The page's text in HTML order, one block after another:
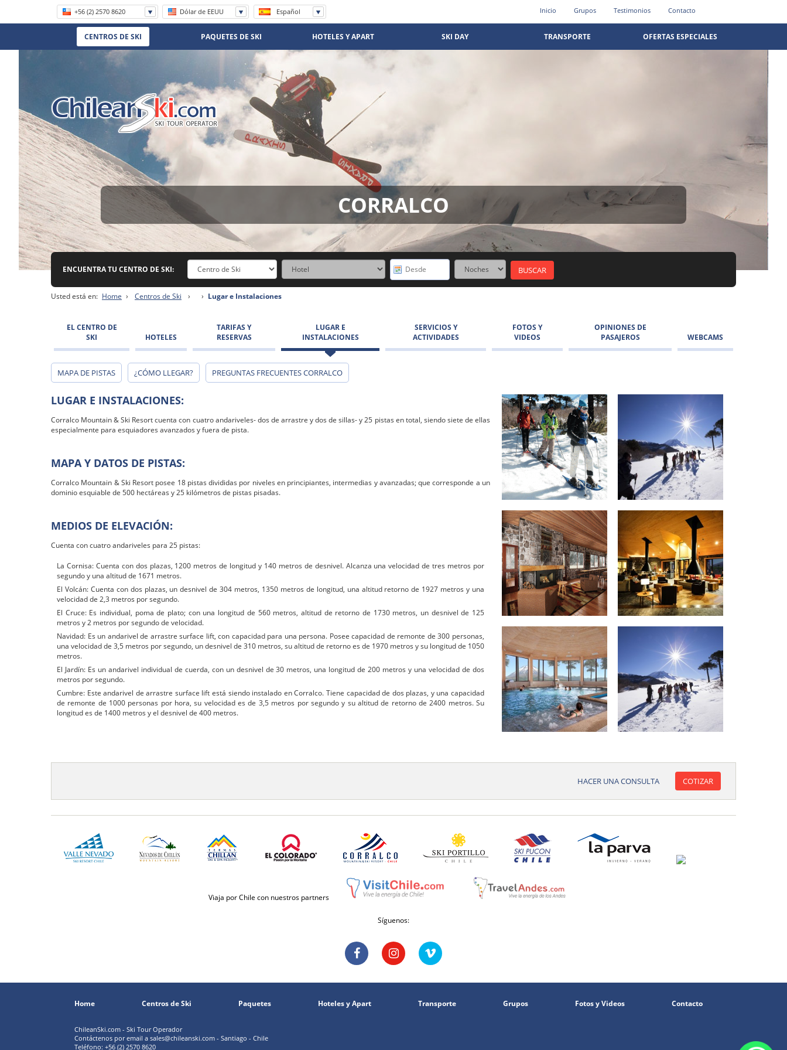
Español
English
Dólar de EEUU
+56 (2) 2570 8620
1 800 906 8056
(11) 5219-4105
(11) 3958 7071
Inicio Grupos Testimonios Contacto
CENTROS DE SKI PAQUETES DE SKI HOTELES Y APART SKI DAY TRANSPORTE OFERTAS ESPECIALES
CORRALCO
ENCUENTRA TU CENTRO DE SKI:
EL CENTRO DE
SKI
HOTELES
TARIFAS Y
RESERVAS
LUGAR E
INSTALACIONES
SERVICIOS Y
ACTIVIDADES
FOTOS Y
VIDEOS
OPINIONES DE
PASAJEROS
WEBCAMS
MAPA DE PISTAS ¿CÓMO LLEGAR? PREGUNTAS FRECUENTES CORRALCO
LUGAR E INSTALACIONES:
Corralco Mountain & Ski Resort cuenta con cuatro andariveles- dos de arrastre y dos de sillas- y 25 pistas en total, siendo siete de ellas
especialmente para esquiadores avanzados y fuera de pista.
MAPA Y DATOS DE PISTAS:
Corralco Mountain & Ski Resort posee 18 pistas divididas por niveles en principiantes, intermedias y avanzadas; que corresponde a un
dominio esquiable de 500 hectáreas y 25 kilómetros de pistas pisadas.
MEDIOS DE ELEVACIÓN:
Cuenta con cuatro andariveles para 25 pistas:
La Cornisa: Cuenta con dos plazas, 1200 metros de longitud y 140 metros de desnivel. Alcanza una velocidad de tres metros por
segundo y una altitud de 1671 metros.
El Volcán: Cuenta con dos plazas, un desnivel de 304 metros, 1350 metros de longitud, una altitud retorno de 1927 metros y una
velocidad de 2,3 metros por segundo.
El Cruce: Es individual, poma de plato; con una longitud de 560 metros, altitud de retorno de 1730 metros, un desnivel de 125
metros y 2 metros por segundo de velocidad.
Navidad: Es un andarivel de arrastre surface lift, con capacidad para una persona. Posee capacidad de remonte de 300 personas,
una velocidad de 3,5 metros por segundo, un desnivel de 310 metros, su altitud de retorno es de 1970 metros y su longitud de 1050
metros.
El Jardín: Es un andarivel individual de cuerda, con un desnivel de 30 metros, una longitud de 200 metros y una velocidad de dos
metros por segundo.
Cumbre: Este andarivel de arrastre surface lift está siendo instalado en Corralco. Tiene capacidad de dos plazas, y una capacidad
de remonte de 1000 personas por hora, su velocidad es de 3,5 metros por segundo y su altitud de retorno de 2400 metros. Su
longitud es de 1400 metros y el desnivel de 400 metros.
COTIZAR
HACER UNA CONSULTA
Usted está en: Home › Centros de Ski › › Lugar e Instalaciones
Viaja por Chile con nuestros partners
Síguenos:
Home Centros de Ski Paquetes Hoteles y Apart Transporte Grupos Fotos y Videos Contacto
ChileanSki.com - Ski Tour Operador
Contáctenos por email a sales@chileanski.com - Santiago - Chile
Teléfono: +56 (2) 2570 8620